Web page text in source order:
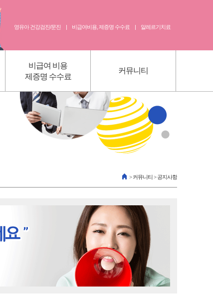
영유아 건강검진/문진 | 비급여비용, 제증명 수수료 | 알레르기치료
비급여 비용
제증명 수수료
커뮤니티
비급여 비용 /제증명수수료
의무기록 사본 발급 안내
진료예약
영유아 건강검진 예약
영유아 검진 문진표
>커뮤니티> 공지사항